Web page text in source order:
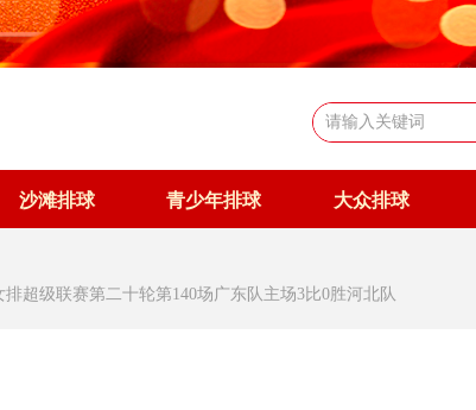
沙滩排球 青少年排球 大众排球
排超级联赛第二十轮第140场广东队主场3比0胜河北队